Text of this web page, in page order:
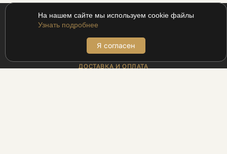
ДОСТАВКА И ОПЛАТА
На нашем сайте мы используем cookie файлы
Узнать подробнее
Я согласен